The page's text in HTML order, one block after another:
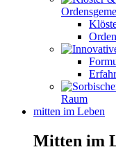
Raum
mitten im Leben
Mitten im